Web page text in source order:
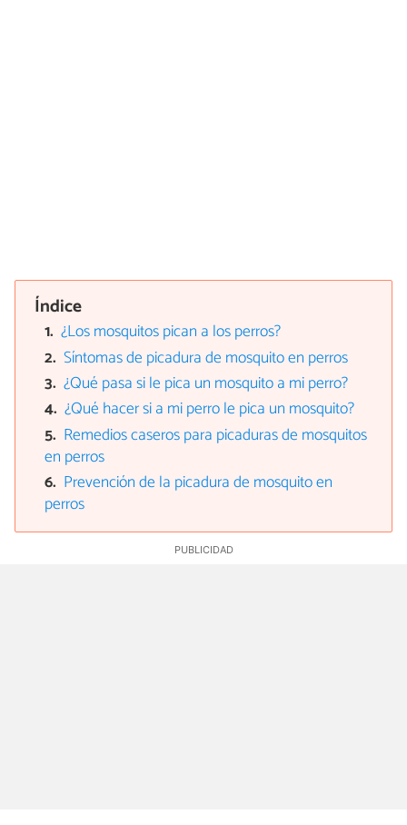
Índice
¿Los mosquitos pican a los perros?
Síntomas de picadura de mosquito en perros
¿Qué pasa si le pica un mosquito a mi perro?
¿Qué hacer si a mi perro le pica un mosquito?
Remedios caseros para picaduras de mosquitos
en perros
Prevención de la picadura de mosquito en
perros